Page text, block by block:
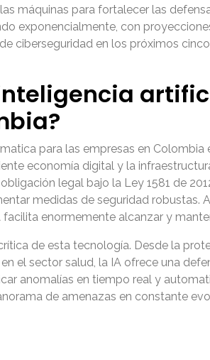
máquinas para fortalecer las
exponencialmente, con
ciberseguridad en los próximos
para las empresas en Colombia
economía digital y la
legal bajo la Ley 1581 de
medidas de seguridad
enormemente alcanzar y
de esta tecnología. Desde la
el sector salud, la IA ofrece una
anomalías en tiempo real y
de amenazas en constante